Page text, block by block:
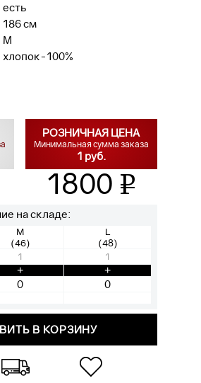
есть
186 см
M
хлопок-100%
РОЗНИЧНАЯ ЦЕНА
Минимальная сумма заказа
1 руб.
1800 v
на складе:
M
(46)
L
(48)
1
+
1
+
В КОРЗИНУ